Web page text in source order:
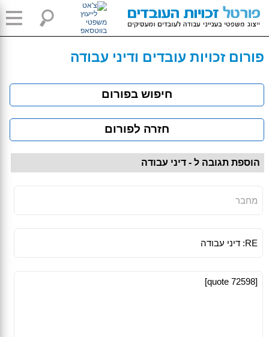
פורום זכויות עובדים ודיני עבודה
חיפוש בפורום
חזרה לפורום
הוספת תגובה ל - דיני עבודה